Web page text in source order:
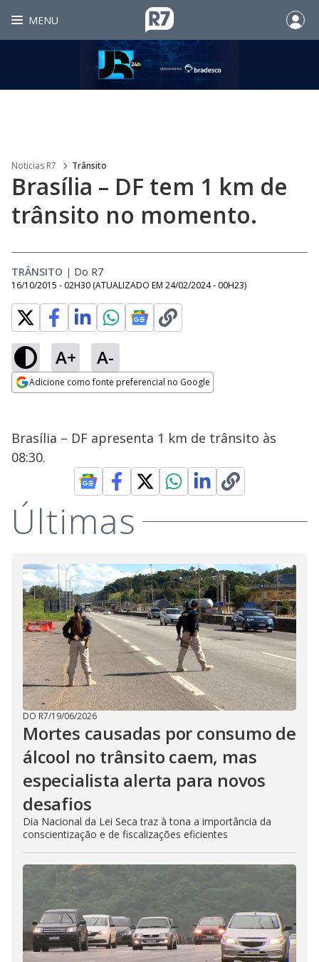
MENU
Noticias R7 Trânsito
Brasília – DF tem 1 km de
trânsito no momento.
TRÂNSITO | Do R7
16/10/2015 - 02H30 (ATUALIZADO EM 24/02/2024 - 00H23)
A+ A-
Adicione como fonte preferencial no Google
Brasília – DF apresenta 1 km de trânsito às
08:30.
Últimas
DO R7/19/06/2026
Mortes causadas por consumo de
álcool no trânsito caem, mas
especialista alerta para novos
desafios
Dia Nacional da Lei Seca traz à tona a importância da
conscientização e de fiscalizações eficientes